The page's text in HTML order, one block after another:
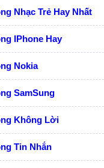
Nhạc Trẻ Hay Nhất
IPhone Hay
Nokia
SamSung
Không Lời
Tin Nhắn